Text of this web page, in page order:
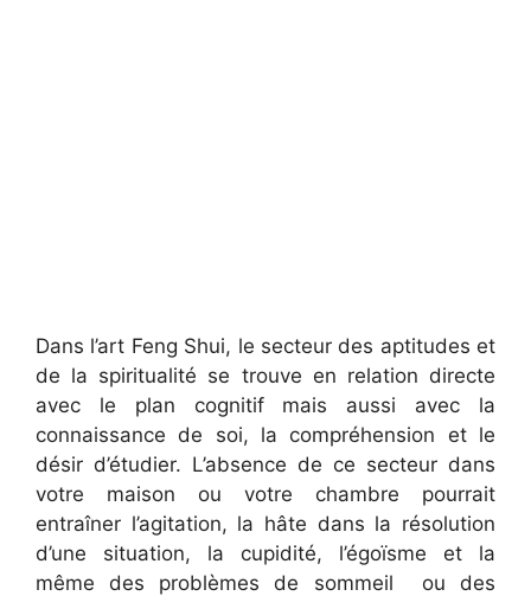
Dans l’art Feng Shui, le secteur des aptitudes et
de la spiritualité se trouve en relation directe
avec le plan cognitif mais aussi avec la
connaissance de soi, la compréhension et le
désir d’étudier. L’absence de ce secteur dans
votre maison ou votre chambre pourrait
entraîner l’agitation, la hâte dans la résolution
d’une situation, la cupidité, l’égoïsme et la
même des problèmes de sommeil ou des